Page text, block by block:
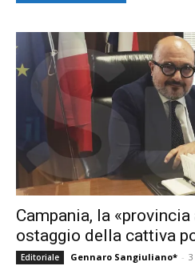
Campania, la
ostaggio della cattiva
Editoriale Gennaro Sangiuliano* -